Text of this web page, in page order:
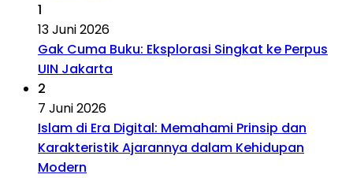
1
13 Juni 2026
Gak Cuma Buku: Eksplorasi Singkat ke Perpus
UIN Jakarta
2
7 Juni 2026
Islam di Era Digital: Memahami Prinsip dan
Karakteristik Ajarannya dalam Kehidupan
Modern